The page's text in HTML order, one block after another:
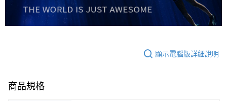
顯示電腦版詳細說明
商品規格